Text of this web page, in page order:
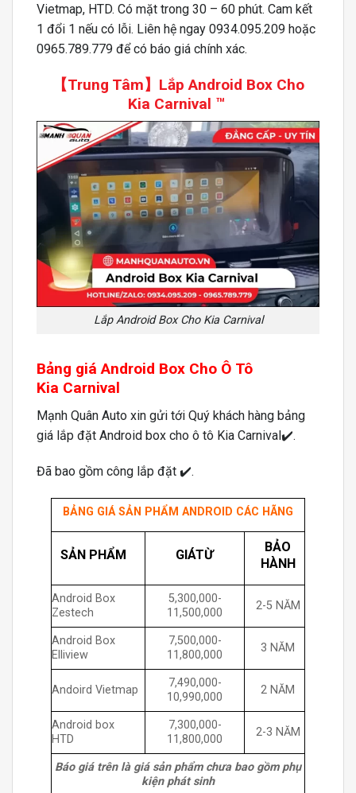
Vietmap, HTD. Có mặt trong 30 – 60 phút. Cam kết
1 đổi 1 nếu có lỗi. Liên hệ ngay 0934.095.209 hoặc
0965.789.779 để có báo giá chính xác.
【Trung Tâm】 Lắp Android Box Cho
Kia Carnival ™
Lắp Android Box Cho Kia Carnival
Bảng giá Android Box Cho Ô Tô
Kia Carnival
Mạnh Quân Auto xin gửi tới Quý khách hàng bảng
giá lắp đặt Android box cho ô tô Kia Carnival✔️.
Đã bao gồm công lắp đặt ✔️.
BẢNG GIÁ SẢN PHẨM ANDROID CÁC HÃNG
SẢN PHẨM GIÁTỪ
BẢO
HÀNH
Android Box
Zestech
5,300,000-
11,500,000
2-5 NĂM
Android Box
Elliview
7,500,000-
11,800,000
3 NĂM
Andoird Vietmap
7,490,000-
10,990,000
2 NĂM
Android box
HTD
7,300,000-
11,800,000
2-3 NĂM
Báo giá trên là giá sản phẩm chưa bao gồm phụ
kiện phát sinh